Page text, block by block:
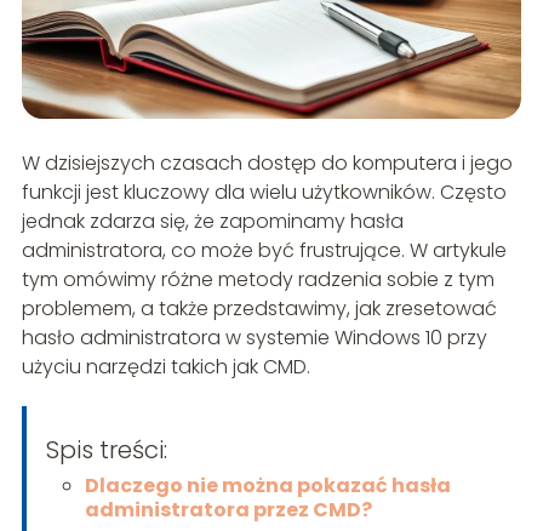
W dzisiejszych czasach dostęp do komputera i jego
funkcji jest kluczowy dla wielu użytkowników. Często
jednak zdarza się, że zapominamy hasła
administratora, co może być frustrujące. W artykule
tym omówimy różne metody radzenia sobie z tym
problemem, a także przedstawimy, jak zresetować
hasło administratora w systemie Windows 10 przy
użyciu narzędzi takich jak CMD.
Spis treści:
Dlaczego nie można pokazać hasła
administratora przez CMD?